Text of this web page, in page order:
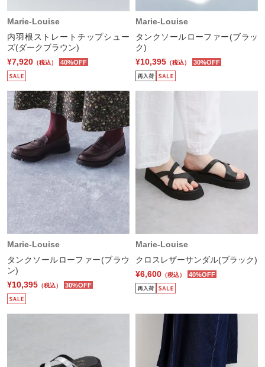
Marie-Louise
内羽根ストレートチップシュー
ズ(ダークブラウン)
¥7,920 （税込） 40%OFF
Marie-Louise
タンクソールローファー(ブラッ
ク)
¥10,395 （税込） 30%OFF
Marie-Louise
タンクソールローファー(ブラウ
ン)
¥10,395 （税込） 30%OFF
Marie-Louise
クロスレザーサンダル(ブラック)
¥6,600 （税込） 40%OFF